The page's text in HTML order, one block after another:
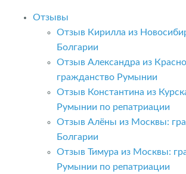
Отзывы
Отзыв Кирилла из
Болгарии
Отзыв Александра из
гражданство Румынии
Отзыв Константина из
Румынии по репатриации
Отзыв Алёны из Москвы:
Болгарии
Отзыв Тимура из Москвы:
Румынии по репатриации